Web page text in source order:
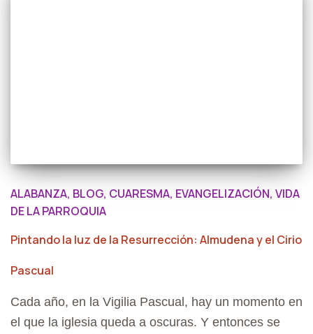
ALABANZA BLOG CUARESMA EVANGELIZACIÓN VIDA
DE LA PARROQUIA
Pintando la luz de la Resurrección: Almudena y el Cirio
Pascual
Cada año, en la Vigilia Pascual, hay un momento en
el que la iglesia queda a oscuras. Y entonces se